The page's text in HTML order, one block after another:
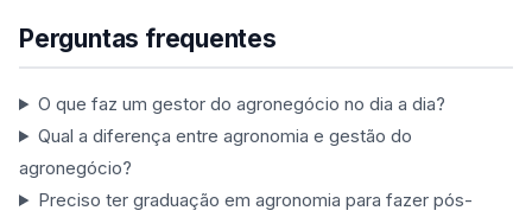
Perguntas frequentes
O que faz um gestor do agronegócio no dia a dia?
Qual a diferença entre agronomia e gestão do
agronegócio?
Preciso ter graduação em agronomia para fazer pós-